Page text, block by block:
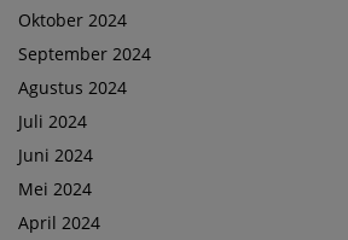
Oktober 2024
September 2024
Agustus 2024
Juli 2024
Juni 2024
Mei 2024
April 2024